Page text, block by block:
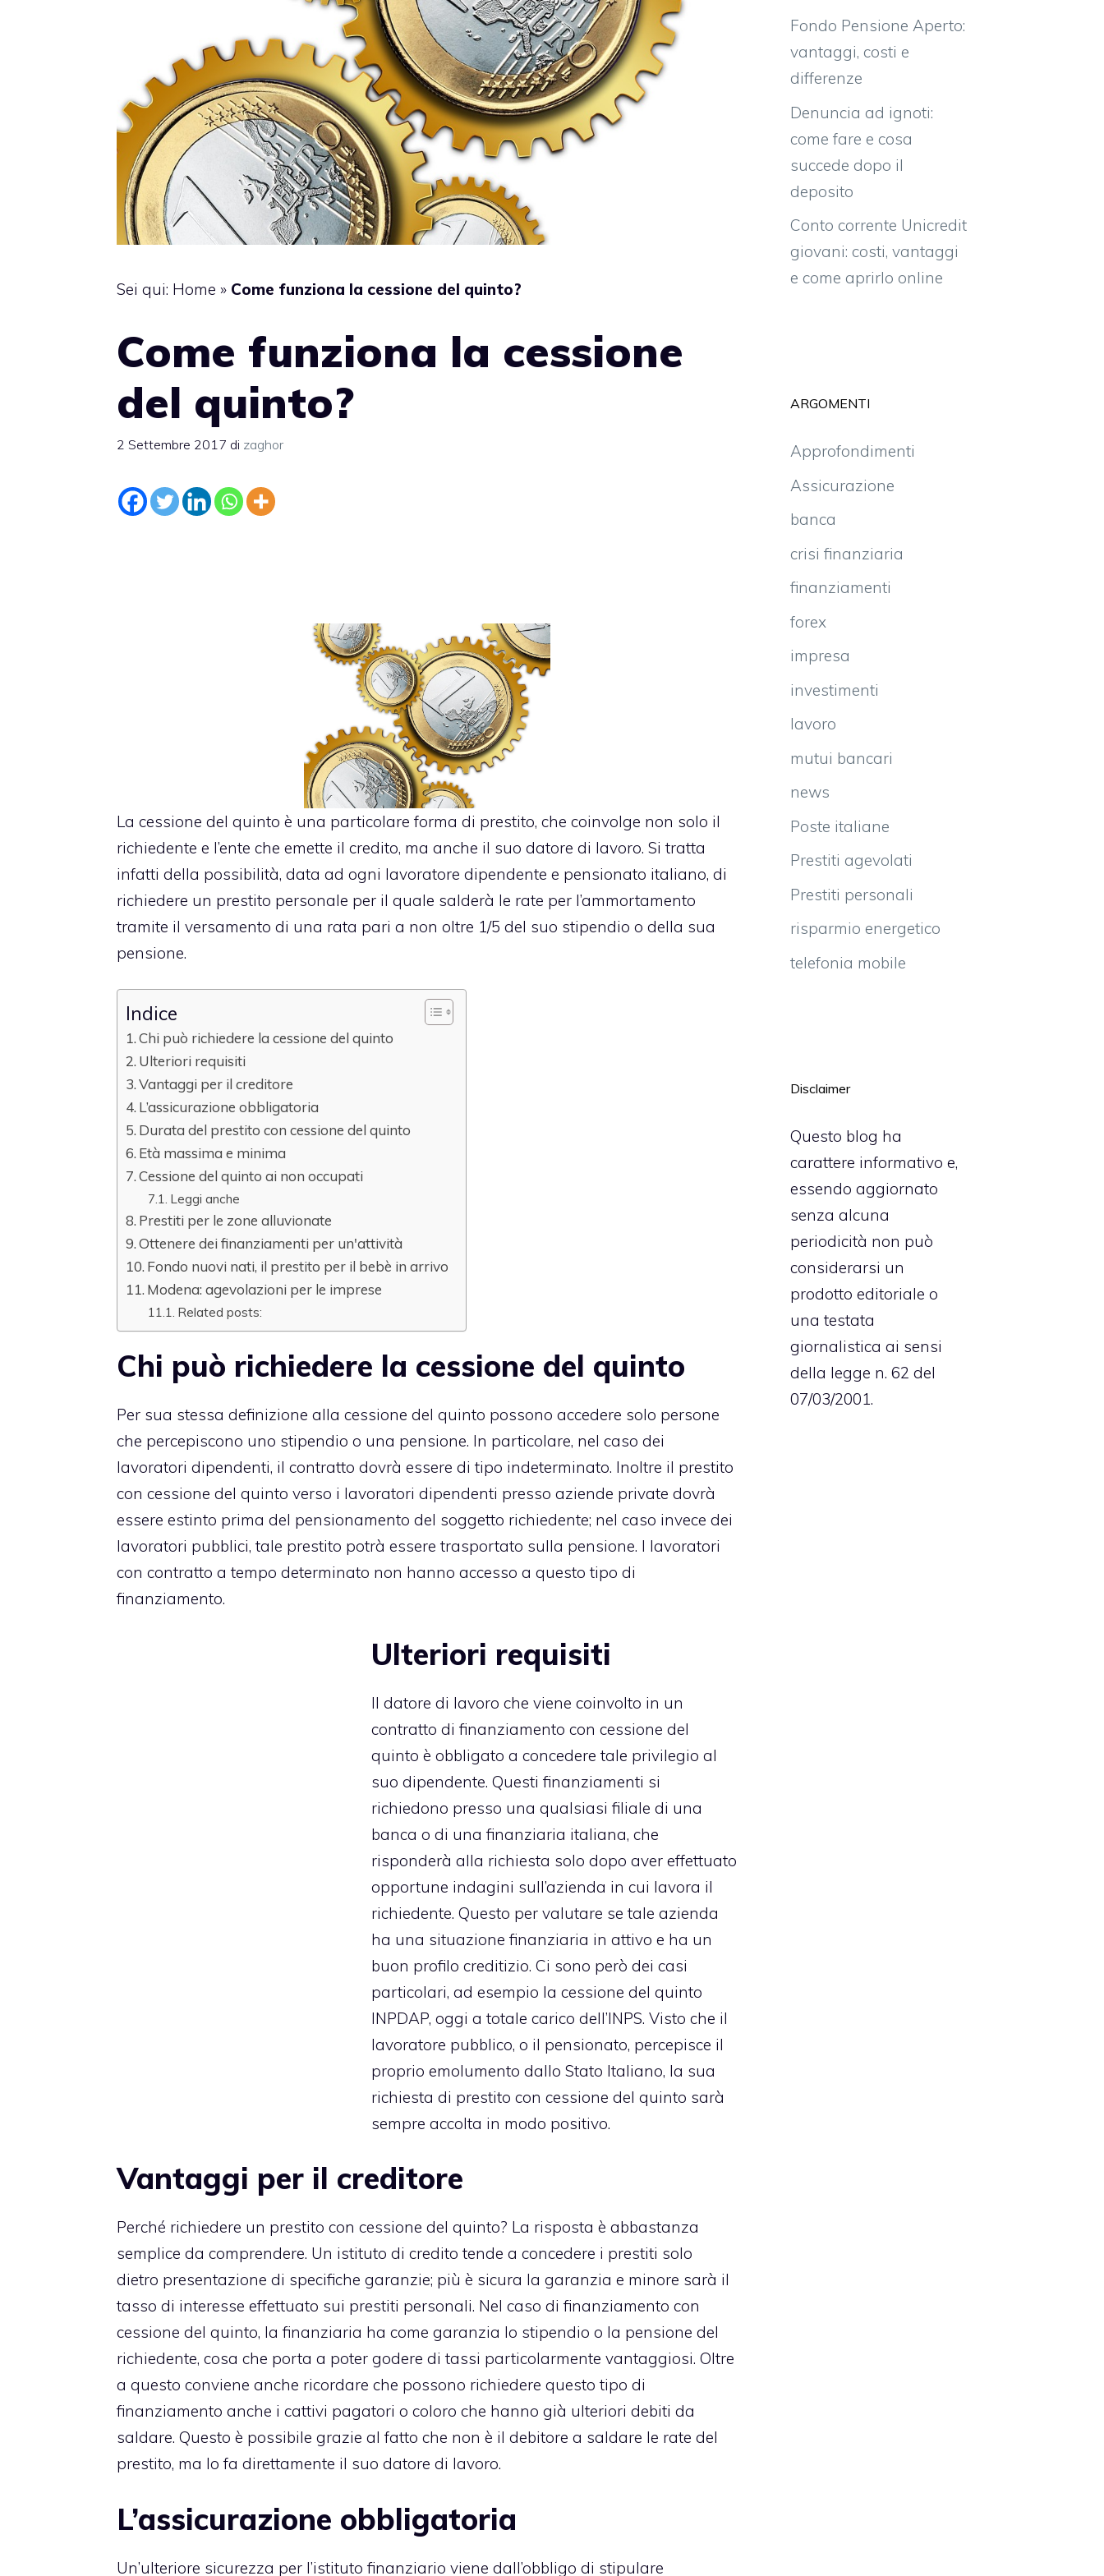
Sei qui: Home » Come funziona la cessione del quinto?
Come funziona la cessione
del quinto?
2 Settembre 2017 di zaghor
La cessione del quinto è una particolare forma di prestito, che coinvolge non solo il
richiedente e l’ente che emette il credito, ma anche il suo datore di lavoro. Si tratta
infatti della possibilità, data ad ogni lavoratore dipendente e pensionato italiano, di
richiedere un prestito personale per il quale salderà le rate per l’ammortamento
tramite il versamento di una rata pari a non oltre 1/5 del suo stipendio o della sua
pensione.
Indice
Chi può richiedere la cessione del quinto
Ulteriori requisiti
Vantaggi per il creditore
L’assicurazione obbligatoria
Durata del prestito con cessione del quinto
Età massima e minima
Cessione del quinto ai non occupati
Leggi anche
Prestiti per le zone alluvionate
Ottenere dei finanziamenti per un'attività
Fondo nuovi nati, il prestito per il bebè in arrivo
Modena: agevolazioni per le imprese
Related posts:
Chi può richiedere la cessione del quinto
Per sua stessa definizione alla cessione del quinto possono accedere solo persone
che percepiscono uno stipendio o una pensione. In particolare, nel caso dei
lavoratori dipendenti, il contratto dovrà essere di tipo indeterminato. Inoltre il prestito
con cessione del quinto verso i lavoratori dipendenti presso aziende private dovrà
essere estinto prima del pensionamento del soggetto richiedente; nel caso invece dei
lavoratori pubblici, tale prestito potrà essere trasportato sulla pensione. I lavoratori
con contratto a tempo determinato non hanno accesso a questo tipo di
finanziamento.
Ulteriori requisiti
Il datore di lavoro che viene coinvolto in un
contratto di finanziamento con cessione del
quinto è obbligato a concedere tale privilegio al
suo dipendente. Questi finanziamenti si
richiedono presso una qualsiasi filiale di una
banca o di una finanziaria italiana, che
risponderà alla richiesta solo dopo aver effettuato
opportune indagini sull’azienda in cui lavora il
richiedente. Questo per valutare se tale azienda
ha una situazione finanziaria in attivo e ha un
buon profilo creditizio. Ci sono però dei casi
particolari, ad esempio la cessione del quinto
INPDAP, oggi a totale carico dell’INPS. Visto che il
lavoratore pubblico, o il pensionato, percepisce il
proprio emolumento dallo Stato Italiano, la sua
richiesta di prestito con cessione del quinto sarà
sempre accolta in modo positivo.
Vantaggi per il creditore
Perché richiedere un prestito con cessione del quinto? La risposta è abbastanza
semplice da comprendere. Un istituto di credito tende a concedere i prestiti solo
dietro presentazione di specifiche garanzie; più è sicura la garanzia e minore sarà il
tasso di interesse effettuato sui prestiti personali. Nel caso di finanziamento con
cessione del quinto, la finanziaria ha come garanzia lo stipendio o la pensione del
richiedente, cosa che porta a poter godere di tassi particolarmente vantaggiosi. Oltre
a questo conviene anche ricordare che possono richiedere questo tipo di
finanziamento anche i cattivi pagatori o coloro che hanno già ulteriori debiti da
saldare. Questo è possibile grazie al fatto che non è il debitore a saldare le rate del
prestito, ma lo fa direttamente il suo datore di lavoro.
L’assicurazione obbligatoria
Un’ulteriore sicurezza per l’istituto finanziario viene dall’obbligo di stipulare
Fondo Pensione Aperto:
vantaggi, costi e
differenze
Denuncia ad ignoti:
come fare e cosa
succede dopo il
deposito
Conto corrente Unicredit
giovani: costi, vantaggi
e come aprirlo online
ARGOMENTI
Approfondimenti
Assicurazione
banca
crisi finanziaria
finanziamenti
forex
impresa
investimenti
lavoro
mutui bancari
news
Poste italiane
Prestiti agevolati
Prestiti personali
risparmio energetico
telefonia mobile
Disclaimer
Questo blog ha
carattere informativo e,
essendo aggiornato
senza alcuna
periodicità non può
considerarsi un
prodotto editoriale o
una testata
giornalistica ai sensi
della legge n. 62 del
07/03/2001.